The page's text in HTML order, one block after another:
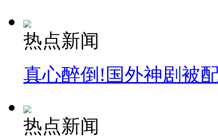
热点新闻
真心醉倒!国外神剧被
热点新闻